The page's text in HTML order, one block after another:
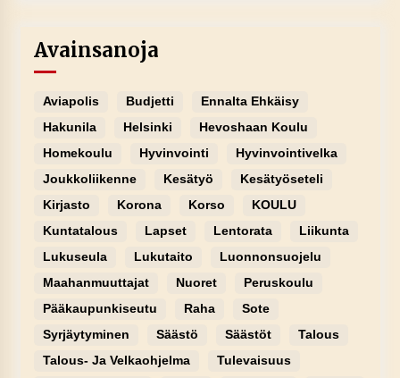
Avainsanoja
Aviapolis Budjetti
Ennalta Ehkäisy
Hakunila
Helsinki
Hevoshaan Koulu
Homekoulu
Hyvinvointi
Hyvinvointivelka
Joukkoliikenne
Kesätyö
Kesätyöseteli
Kirjasto
Korona Korso
KOULU
Kuntatalous
Lapset Lentorata
Liikunta
Lukuseula
Lukutaito
Luonnonsuojelu
Maahanmuuttajat
Nuoret
Peruskoulu
Pääkaupunkiseutu
Raha
Sote
Syrjäytyminen
Säästö Säästöt
Talous
Talous- Ja Velkaohjelma
Tulevaisuus